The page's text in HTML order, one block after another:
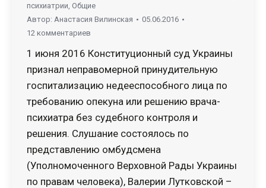
психиатрии, Общие
Автор: Анастасия Вилинская
05.06.2016
12 комментариев
1 июня 2016 Конституционный суд Украины
признал неправомерной принудительную
госпитализацию недееспособного лица по
требованию опекуна или решению врача-
психиатра без судебного контроля и
решения. Слушание состоялось по
представлению омбудсмена
(Уполномоченного Верховной Рады Украины
по правам человека), Валерии Лутковской –